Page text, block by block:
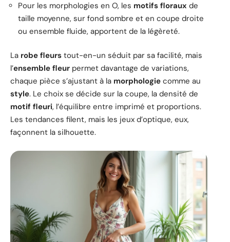
Pour les morphologies en O, les motifs floraux de
taille moyenne, sur fond sombre et en coupe droite
ou ensemble fluide, apportent de la légèreté.
La robe fleurs tout-en-un séduit par sa facilité, mais
l’ensemble fleur permet davantage de variations,
chaque pièce s’ajustant à la morphologie comme au
style. Le choix se décide sur la coupe, la densité de
motif fleuri, l’équilibre entre imprimé et proportions.
Les tendances filent, mais les jeux d’optique, eux,
façonnent la silhouette.